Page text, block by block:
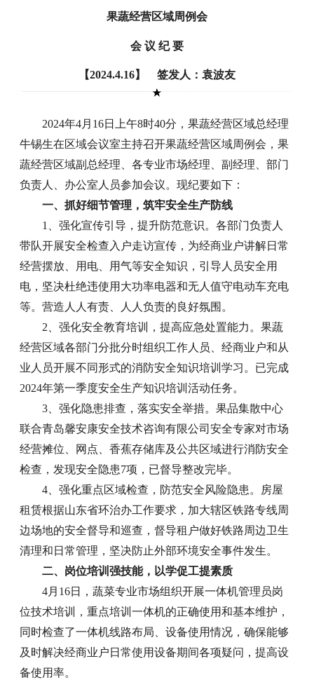
果蔬经营区域周例会
会 议 纪 要
【2024.4.16】 签发人：袁波友
2024年4月16日上午8时40分，果蔬经营区域总经理
牛锡生在区域会议室主持召开果蔬经营区域周例会，果
蔬经营区域副总经理、各专业市场经理、副经理、部门
负责人、办公室人员参加会议。现纪要如下：
一、抓好细节管理，筑牢安全生产防线
1、强化宣传引导，提升防范意识。各部门负责人
带队开展安全检查入户走访宣传，为经商业户讲解日常
经营摆放、用电、用气等安全知识，引导人员安全用
电，坚决杜绝违使用大功率电器和无人值守电动车充电
等。营造人人有责、人人负责的良好氛围。
2、强化安全教育培训，提高应急处置能力。果蔬
经营区域各部门分批分时组织工作人员、经商业户和从
业人员开展不同形式的消防安全知识培训学习。已完成
2024年第一季度安全生产知识培训活动任务。
3、强化隐患排查，落实安全举措。果品集散中心
联合青岛馨安康安全技术咨询有限公司安全专家对市场
经营摊位、网点、香蕉存储库及公共区域进行消防安全
检查，发现安全隐患7项，已督导整改完毕。
4、强化重点区域检查，防范安全风险隐患。房屋
租赁根据山东省环治办工作要求，加大辖区铁路专线周
边场地的安全督导和巡查，督导租户做好铁路周边卫生
清理和日常管理，坚决防止外部环境安全事件发生。
二、岗位培训强技能，以学促工提素质
4月16日，蔬菜专业市场组织开展一体机管理员岗
位技术培训，重点培训一体机的正确使用和基本维护，
同时检查了一体机线路布局、设备使用情况，确保能够
及时解决经商业户日常使用设备期间各项疑问，提高设
备使用率。